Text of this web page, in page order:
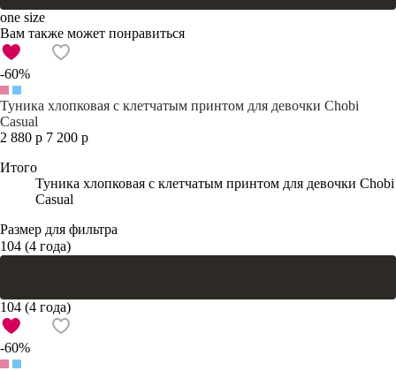
one size
Вам также может понравиться
-60%
Туника хлопковая с клетчатым принтом для девочки Chobi
Casual
2 880 р 7 200 р
Итого
Туника хлопковая с клетчатым принтом для девочки Chobi
Casual
Размер для фильтра
104 (4 года)
104 (4 года)
-60%